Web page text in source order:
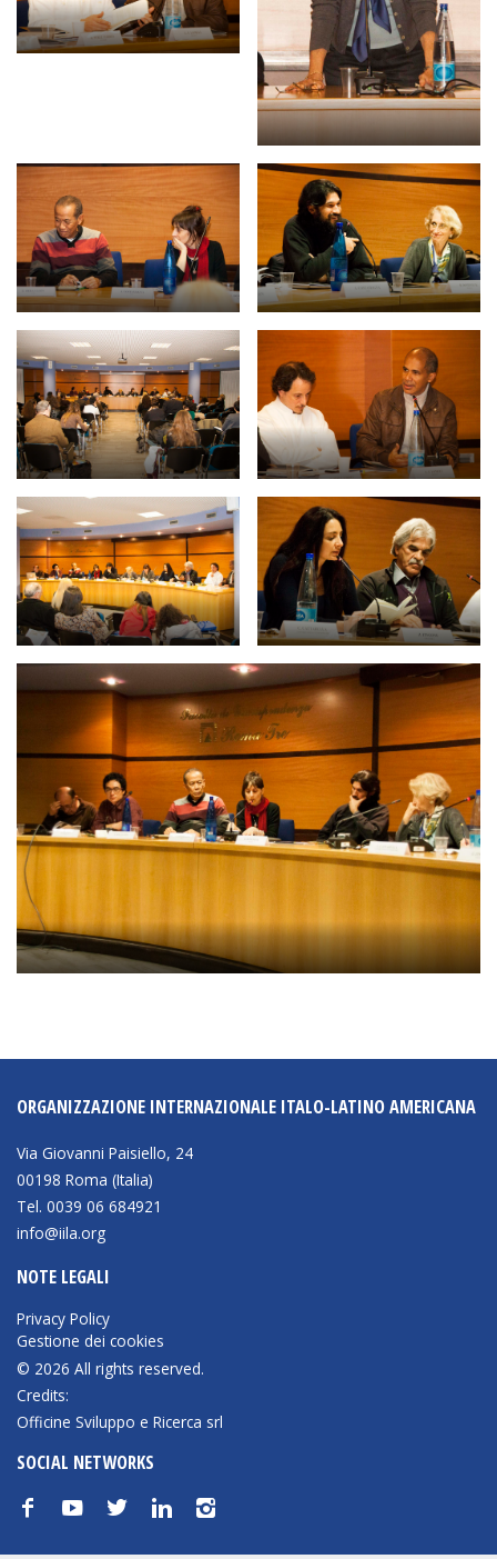
Contratti/Accordi/Grant
ORGANIZZAZIONE INTERNAZIONALE ITALO-LATINO AMERICANA
Via Giovanni Paisiello, 24
00198 Roma (Italia)
Tel. 0039 06 684921
info@iila.org
NOTE LEGALI
Privacy Policy
Gestione dei cookies
© 2026 All rights reserved.
Credits:
Officine Sviluppo e Ricerca srl
SOCIAL NETWORKS
f y t n i